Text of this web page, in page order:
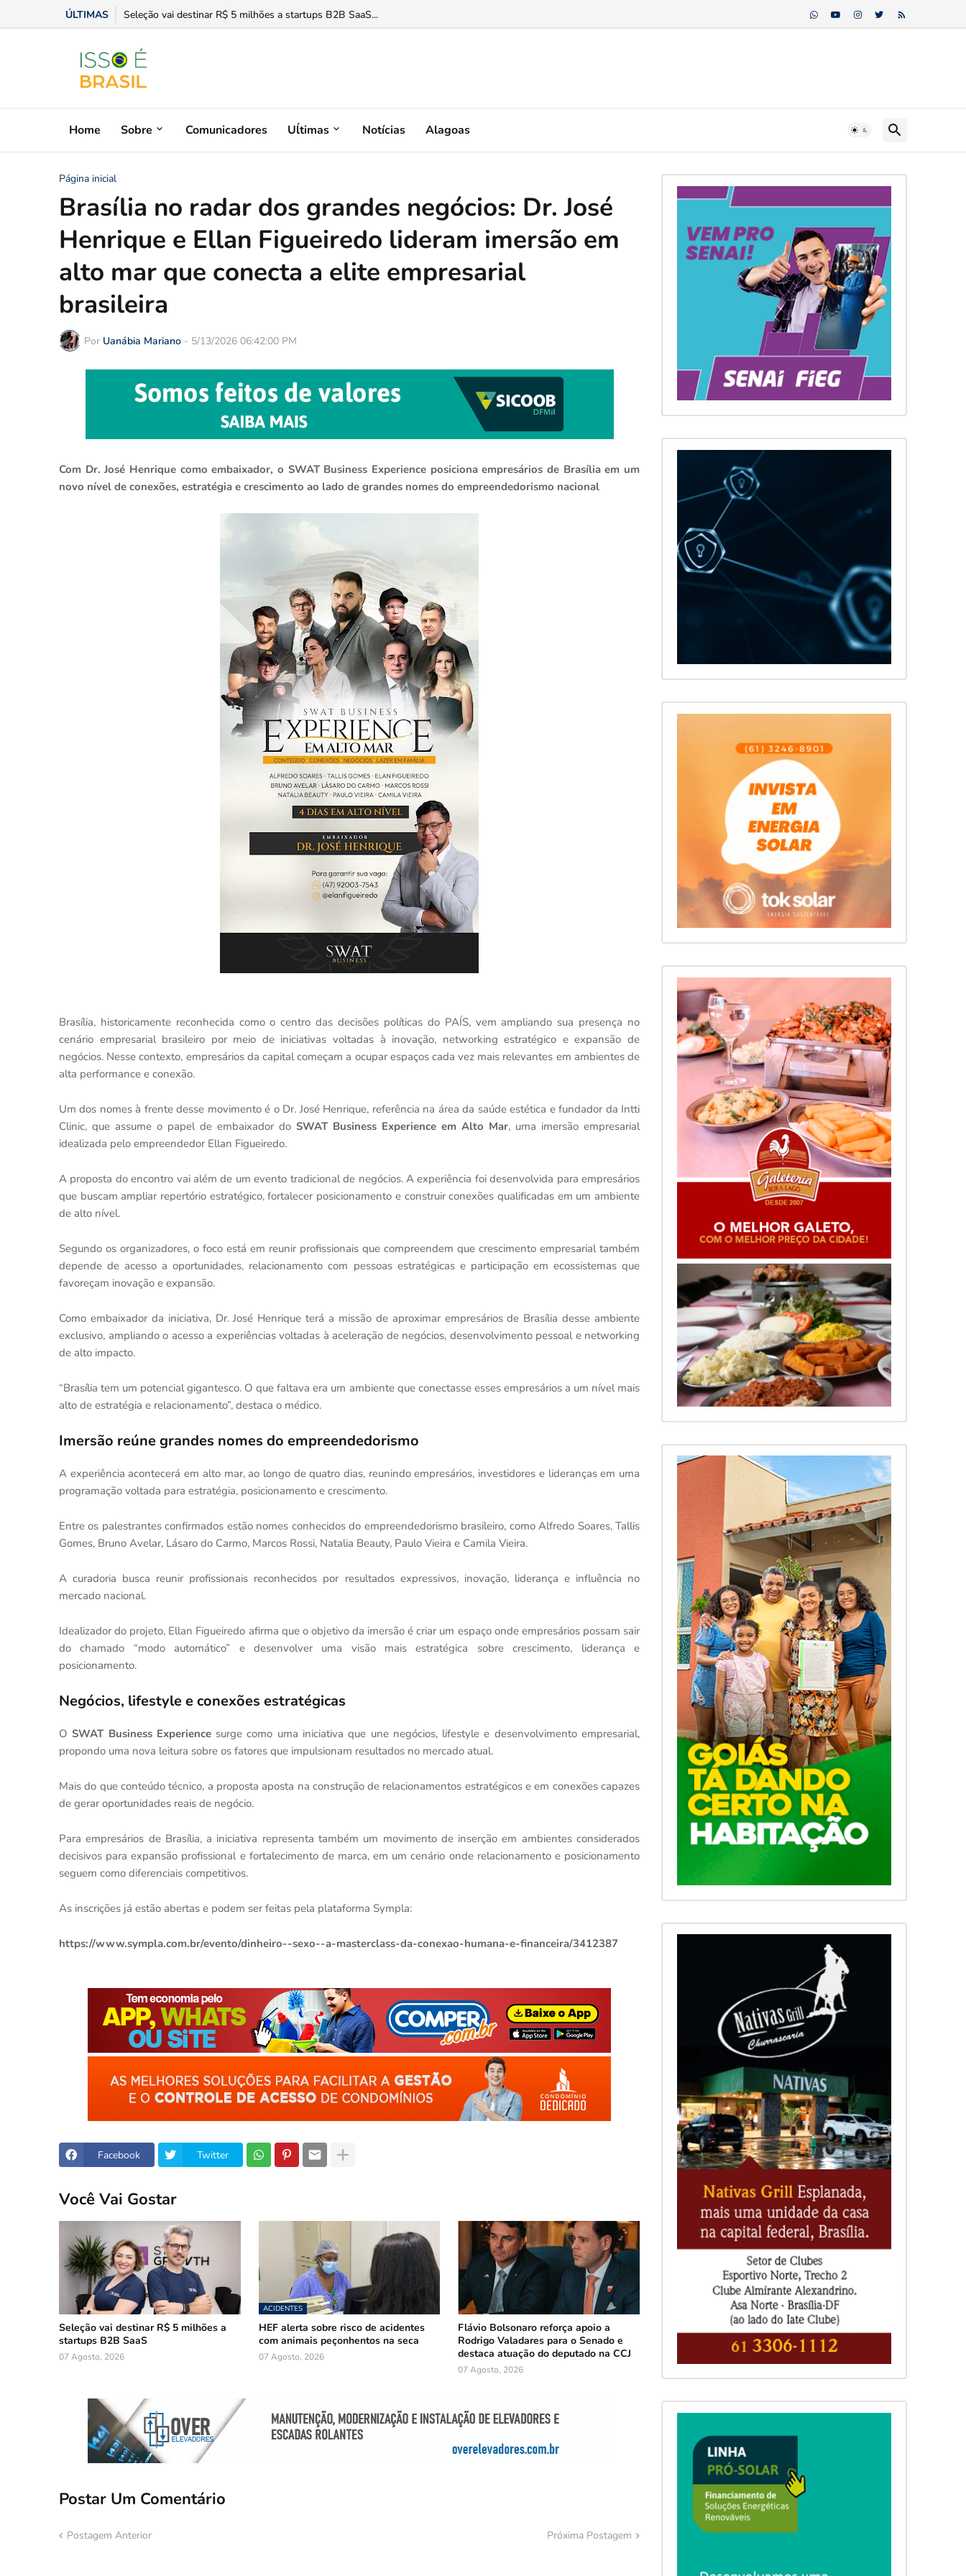
ÚLTIMAS HEF alerta sobre risco de acidentes com animais peçonhentos na seca...
Home Sobre Comunicadores Uĺtimas Notícias Alagoas
Página inicial
Brasília no radar dos grandes negócios: Dr. José
Henrique e Ellan Figueiredo lideram imersão em
alto mar que conecta a elite empresarial
brasileira
Por Uanábia Mariano - 5/13/2026 06:42:00 PM
Com Dr. José Henrique como embaixador, o SWAT Business Experience posiciona empresários de Brasília em um
novo nível de conexões, estratégia e crescimento ao lado de grandes nomes do empreendedorismo nacional
Brasília, historicamente reconhecida como o centro das decisões políticas do PAÍS, vem ampliando sua presença no
cenário empresarial brasileiro por meio de iniciativas voltadas à inovação, networking estratégico e expansão de
negócios. Nesse contexto, empresários da capital começam a ocupar espaços cada vez mais relevantes em ambientes de
alta performance e conexão.
Um dos nomes à frente desse movimento é o Dr. José Henrique, referência na área da saúde estética e fundador da Intti
Clinic, que assume o papel de embaixador do SWAT Business Experience em Alto Mar, uma imersão empresarial
idealizada pelo empreendedor Ellan Figueiredo.
A proposta do encontro vai além de um evento tradicional de negócios. A experiência foi desenvolvida para empresários
que buscam ampliar repertório estratégico, fortalecer posicionamento e construir conexões qualificadas em um ambiente
de alto nível.
Segundo os organizadores, o foco está em reunir profissionais que compreendem que crescimento empresarial também
depende de acesso a oportunidades, relacionamento com pessoas estratégicas e participação em ecossistemas que
favoreçam inovação e expansão.
Como embaixador da iniciativa, Dr. José Henrique terá a missão de aproximar empresários de Brasília desse ambiente
exclusivo, ampliando o acesso a experiências voltadas à aceleração de negócios, desenvolvimento pessoal e networking
de alto impacto.
“Brasília tem um potencial gigantesco. O que faltava era um ambiente que conectasse esses empresários a um nível mais
alto de estratégia e relacionamento”, destaca o médico.
Imersão reúne grandes nomes do empreendedorismo
A experiência acontecerá em alto mar, ao longo de quatro dias, reunindo empresários, investidores e lideranças em uma
programação voltada para estratégia, posicionamento e crescimento.
Entre os palestrantes confirmados estão nomes conhecidos do empreendedorismo brasileiro, comoAlfredo Soares,Tallis
Gomes, Bruno Avelar, Lásaro do Carmo, Marcos Rossi, Natalia Beauty, Paulo Vieira e Camila Vieira.
A curadoria busca reunir profissionais reconhecidos por resultados expressivos, inovação, liderança e influência no
mercado nacional.
Idealizador do projeto, Ellan Figueiredo afirma que o objetivo da imersão é criar um espaço onde empresários possam sair
do chamado “modo automático” e desenvolver uma visão mais estratégica sobre crescimento, liderança e
posicionamento.
Negócios, lifestyle e conexões estratégicas
OSWAT Business Experiencesurge como uma iniciativa que une negócios, lifestyle e desenvolvimento empresarial,
propondo uma nova leitura sobre os fatores que impulsionam resultados no mercado atual.
Mais do que conteúdo técnico, a proposta aposta na construção de relacionamentos estratégicos e em conexões capazes
de gerar oportunidades reais de negócio.
Para empresários de Brasília, a iniciativa representa também um movimento de inserção em ambientes considerados
decisivos para expansão profissional e fortalecimento de marca, em um cenário onde relacionamento e posicionamento
seguem como diferenciais competitivos.
As inscrições já estão abertas e podem ser feitas pela plataforma Sympla:
https://www.sympla.com.br/evento/dinheiro--sexo--a-masterclass-da-conexao-humana-e-financeira/3412387
Facebook Twitter
Você Vai Gostar
Seleção vai destinar R$ 5 milhões a
startups B2B SaaS
07 Agosto, 2026
ACIDENTES
HEF alerta sobre risco de acidentes
com animais peçonhentos na seca
07 Agosto, 2026
Flávio Bolsonaro reforça apoio a
Rodrigo Valadares para o Senado e
destaca atuação do deputado na CCJ
07 Agosto, 2026
Postar Um Comentário
Postagem Anterior Próxima Postagem